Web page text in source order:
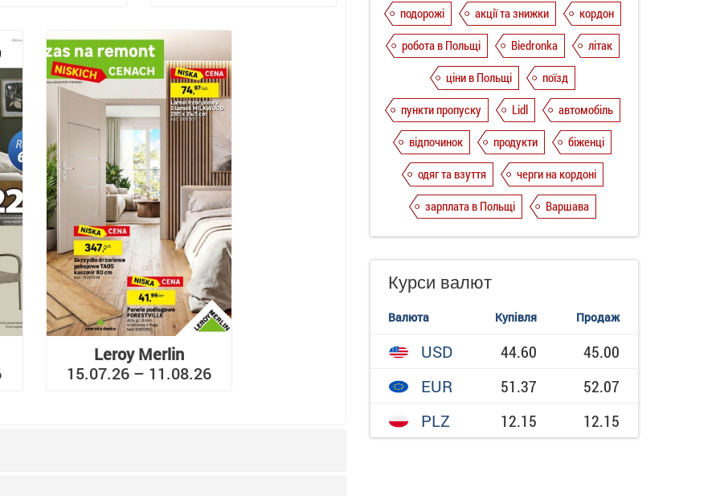
Leroy Merlin
15.07.26 – 11.08.26
подорожі
акції та знижки
кордон
робота в Польщі
Biedronka
літак
ціни в Польщі
поїзд
пункти пропуску
Lidl
автомобіль
відпочинок
продукти
біженці
одяг та взуття
черги на кордоні
зарплата в Польщі
Варшава
Курси валют
Валюта Купівля Продаж
USD 44.60
45.00
EUR
51.37
52.07
PLZ
12.15 12.15